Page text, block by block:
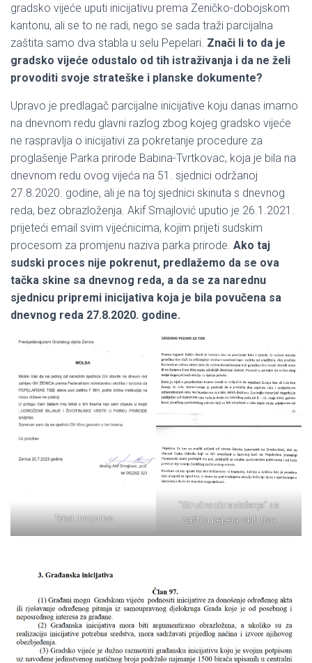
gradsko vijeće uputi inicijativu prema Zeničko-dobojskom
kantonu, ali se to ne radi, nego se sada traži parcijalna
zaštita samo dva stabla u selu Pepelari. Znači li to da je
gradsko vijeće odustalo od tih istraživanja i da ne želi
provoditi svoje strateške i planske dokumente?
Upravo je predlagač parcijalne inicijative koju danas imamo
na dnevnom redu glavni razlog zbog kojeg gradsko vijeće
ne raspravlja o inicijativi za pokretanje procedure za
proglašenje Parka prirode Babina-Tvrtkovac, koja je bila na
dnevnom redu ovog vijeća na 51. sjednici održanoj
27.8.2020. godine, ali je na toj sjednici skinuta s dnevnog
reda, bez obrazloženja. Akif Smajlović uputio je 26.1.2021.
prijeteći email svim vijećnicima, kojim prijeti sudskim
procesom za promjenu naziva parka prirode. Ako taj
sudski proces nije pokrenut, predlažemo da se ova
tačka skine sa dnevnog reda, a da se za narednu
sjednicu pripremi inicijativa koja je bila povučena sa
dnevnog reda 27.8.2020. godine.
Tekst inicijative
“Stručno obrazloženje” za
zaštitu pepelarskih tisa